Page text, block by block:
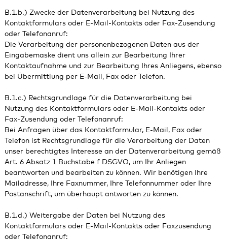
B.1.b.) Zwecke der Datenverarbeitung bei Nutzung des
Kontaktformulars oder E-Mail-Kontakts oder Fax-Zusendung
oder Telefonanruf:
Die Verarbeitung der personenbezogenen Daten aus der
Eingabemaske dient uns allein zur Bearbeitung Ihrer
Kontaktaufnahme und zur Bearbeitung Ihres Anliegens, ebenso
bei Übermittlung per E-Mail, Fax oder Telefon.
B.1.c.) Rechtsgrundlage für die Datenverarbeitung bei
Nutzung des Kontaktformulars oder E-Mail-Kontakts oder
Fax-Zusendung oder Telefonanruf:
Bei Anfragen über das Kontaktformular, E-Mail, Fax oder
Telefon ist Rechtsgrundlage für die Verarbeitung der Daten
unser berechtigtes Interesse an der Datenverarbeitung gemäß
Art. 6 Absatz 1 Buchstabe f DSGVO, um Ihr Anliegen
beantworten und bearbeiten zu können. Wir benötigen Ihre
Mailadresse, Ihre Faxnummer, Ihre Telefonnummer oder Ihre
Postanschrift, um überhaupt antworten zu können.
B.1.d.) Weitergabe der Daten bei Nutzung des
Kontaktformulars oder E-Mail-Kontakts oder Faxzusendung
oder Telefonanruf: